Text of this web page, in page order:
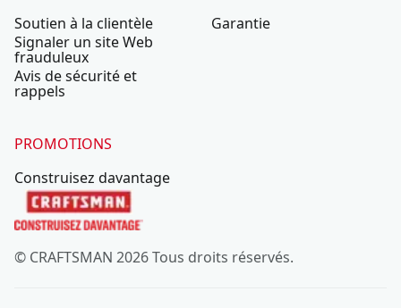
Soutien à la clientèle
Signaler un site Web
frauduleux
Avis de sécurité et
rappels
Garantie
PROMOTIONS
Construisez davantage
© CRAFTSMAN 2026 Tous droits réservés.